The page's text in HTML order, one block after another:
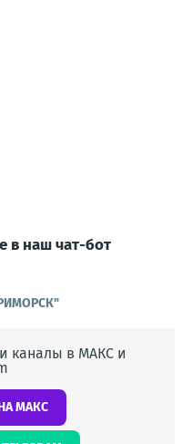
в наш чат-бот
каналы в МАКС и
МАКС